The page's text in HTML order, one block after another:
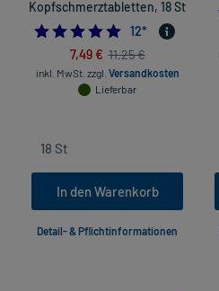
Kopfschmerztabletten, 18 St
4.916666666666667
12*
7,49 € 11,25 €
inkl. MwSt. zzgl. Versandkosten
Lieferbar
In den Warenkorb
Detail- & Pflichtinformationen